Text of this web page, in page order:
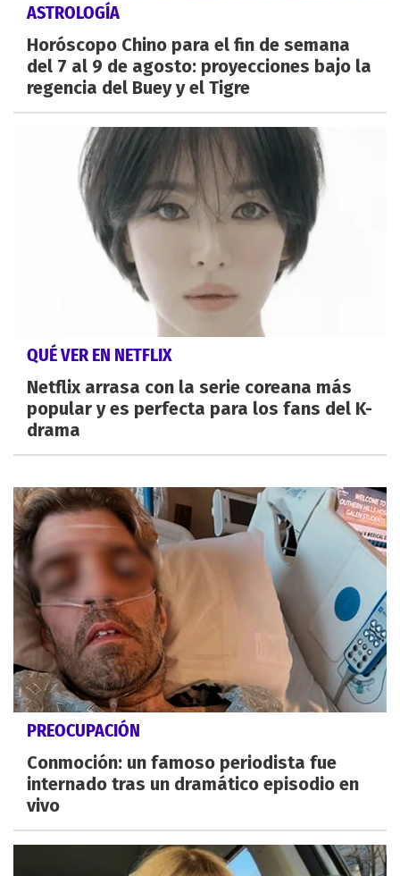
ASTROLOGÍA
Horóscopo Chino para el fin de semana
del 7 al 9 de agosto: proyecciones bajo la
regencia del Buey y el Tigre
QUÉ VER EN NETFLIX
Netflix arrasa con la serie coreana más
popular y es perfecta para los fans del K-
drama
PREOCUPACIÓN
Conmoción: un famoso periodista fue
internado tras un dramático episodio en
vivo